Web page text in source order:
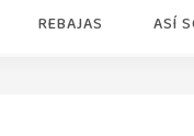
REBAJAS ASÍ